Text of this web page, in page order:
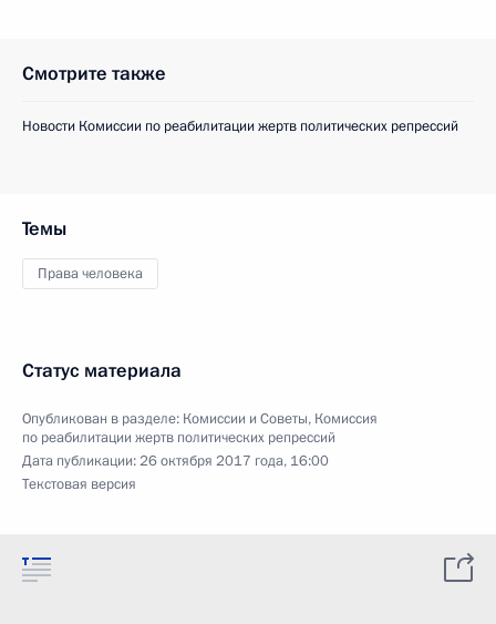
Смотрите также
Новости Комиссии по реабилитации жертв политических репрессий
Темы
Права человека
Статус материала
Опубликован в разделе: Комиссии и Советы, Комиссия
по реабилитации жертв политических репрессий
Дата публикации:26 октября 2017 года, 16:00
Текстовая версия